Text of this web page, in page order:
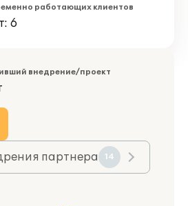
работающих клиентов
6
внедрение/проект
партнера 14